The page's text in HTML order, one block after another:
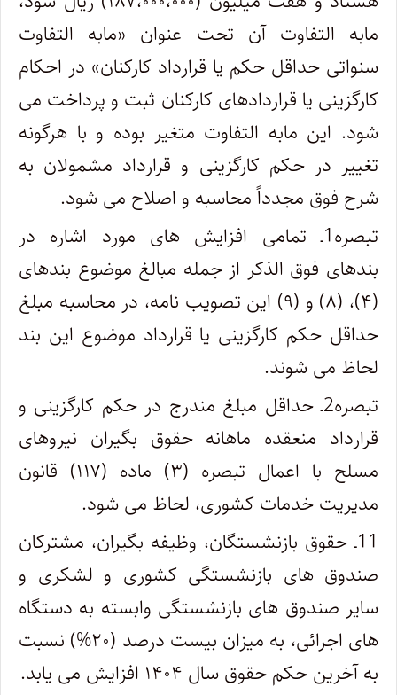
مابه التفاوت آن تحت عنوان «مابه التفاوت
سنواتی حداقل حکم یا قرارداد کارکنان» در احکام
کارگزینی یا قراردادهای کارکنان ثبت و پرداخت می
شود. این مابه التفاوت متغیر بوده و با هرگونه
تغییر در حکم کارگزینی و قرارداد مشمولان به
شرح فوق مجدداً محاسبه و اصلاح می شود.
تبصره1ـ تمامی افزایش های مورد اشاره در
بندهای فوق الذکر از جمله مبالغ موضوع بندهای
(۴)، (۸) و (۹) این تصویب نامه، در محاسبه مبلغ
حداقل حکم کارگزینی یا قرارداد موضوع این بند
لحاظ می شوند.
تبصره2ـ حداقل مبلغ مندرج در حکم کارگزینی و
قرارداد منعقده ماهانه حقوق بگیران نیروهای
مسلح با اعمال تبصره (۳) ماده (۱۱۷) قانون
مدیریت خدمات کشوری، لحاظ می شود.
11ـ حقوق بازنشستگان، وظیفه بگیران، مشترکان
صندوق های بازنشستگی کشوری و لشکری و
سایر صندوق های بازنشستگی وابسته به دستگاه
های اجرائی، به میزان بیست درصد (۲۰%) نسبت
به آخرین حکم حقوق سال ۱۴۰۴ افزایش می یابد.